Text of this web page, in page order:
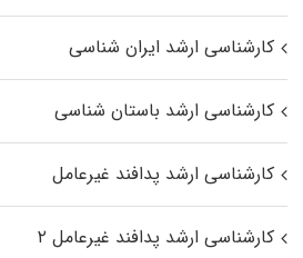
کارشناسی ارشد ایران شناسی
کارشناسی ارشد باستان شناسی
کارشناسی ارشد پدافند غیرعامل
کارشناسی ارشد پدافند غیرعامل ۲